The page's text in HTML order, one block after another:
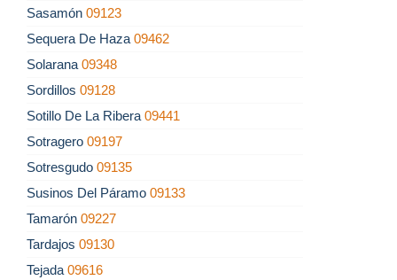
Sasamón 09123
Sequera De Haza 09462
Solarana 09348
Sordillos 09128
Sotillo De La Ribera 09441
Sotragero 09197
Sotresgudo 09135
Susinos Del Páramo 09133
Tamarón 09227
Tardajos 09130
Tejada 09616